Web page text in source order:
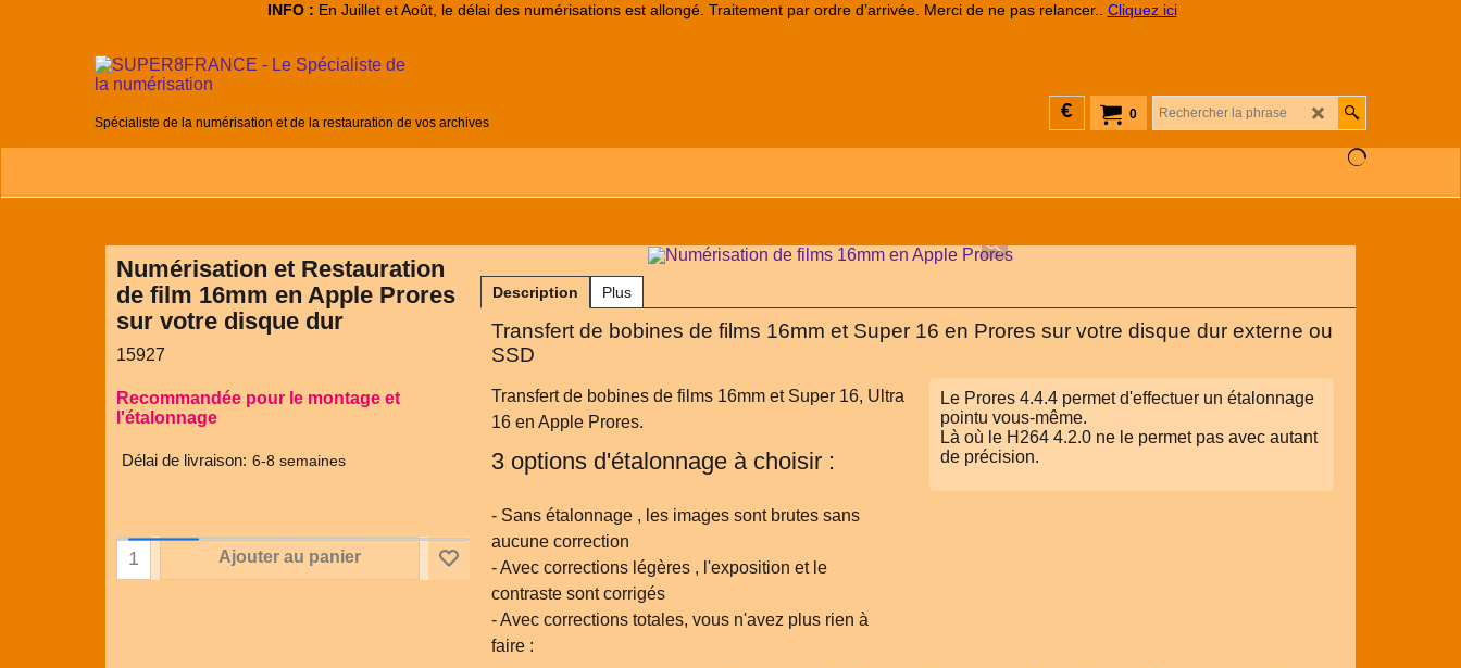
INFO : En Juillet et Août, le délai des numérisations est allongé. Traitement par ordre d’arrivée. Merci de ne pas relancer.. Cliquez ici
Spécialiste de la numérisation et de la restauration de vos archives
0
€
Numérisation et Restauration
de film 16mm en Apple Prores
sur votre disque dur
15927
Recommandée pour le montage et
l'étalonnage
Délai de livraison: 6-8 semaines
Ajouter au panier
Description Plus
Transfert de bobines de films 16mm et Super 16 en Prores sur votre disque dur externe ou
SSD
Le Prores 4.4.4 permet d'effectuer un étalonnage
pointu vous-même.
Là où le H264 4.2.0 ne le permet pas avec autant
de précision.
Transfert de bobines de films 16mm et Super 16, Ultra
16 en Apple Prores.
3 options d'étalonnage à choisir :
- Sans étalonnage , les images sont brutes sans
aucune correction
- Avec corrections légères , l'exposition et le
contraste sont corrigés
- Avec corrections totales, vous n'avez plus rien à
faire :